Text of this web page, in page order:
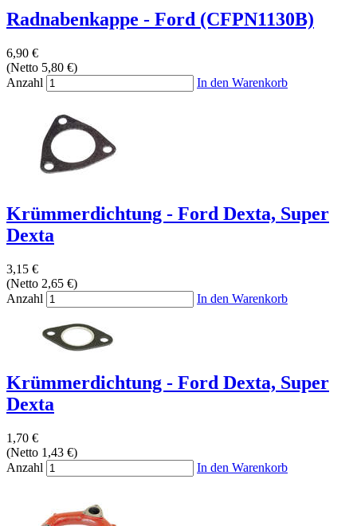
Radnabenkappe - Ford (CFPN1130B)
6,90 €
(Netto 5,80 €)
Anzahl
In den Warenkorb
Krümmerdichtung - Ford Dexta, Super
Dexta
3,15 €
(Netto 2,65 €)
Anzahl
In den Warenkorb
Krümmerdichtung - Ford Dexta, Super
Dexta
1,70 €
(Netto 1,43 €)
Anzahl
In den Warenkorb